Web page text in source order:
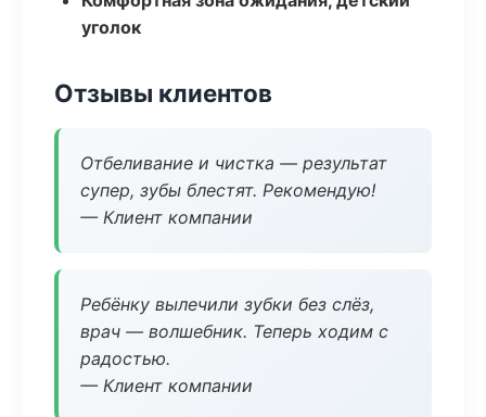
уголок
Отзывы клиентов
Отбеливание и чистка — результат
супер, зубы блестят. Рекомендую!
— Клиент компании
Ребёнку вылечили зубки без слёз,
врач — волшебник. Теперь ходим с
радостью.
— Клиент компании